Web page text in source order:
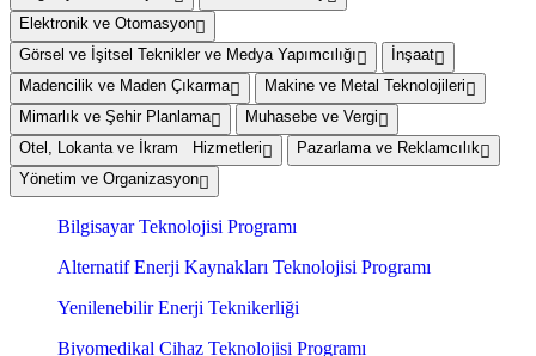
Elektronik ve Otomasyon
Görsel ve İşitsel Teknikler ve Medya Yapımcılığı
İnşaat
Madencilik ve Maden Çıkarma
Makine ve Metal Teknolojileri
Mimarlık ve Şehir Planlama
Muhasebe ve Vergi
Otel, Lokanta ve İkram Hizmetleri
Pazarlama ve Reklamcılık
Yönetim ve Organizasyon
Bilgisayar Teknolojisi Programı
Alternatif Enerji Kaynakları Teknolojisi Programı
Yenilenebilir Enerji Teknikerliği
Biyomedikal Cihaz Teknolojisi Programı